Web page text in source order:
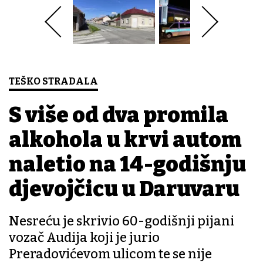
TEŠKO STRADALA
S više od dva promila
alkohola u krvi autom
naletio na 14-godišnju
djevojčicu u Daruvaru
Nesreću je skrivio 60-godišnji pijani
vozač Audija koji je jurio
Preradovićevom ulicom te se nije